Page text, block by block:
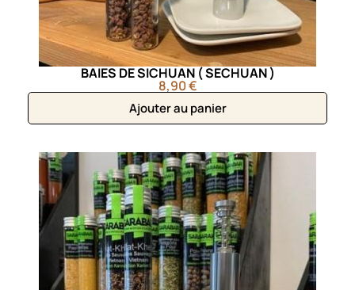
BAIES DE SICHUAN ( SECHUAN )
8,90 €
Ajouter au panier